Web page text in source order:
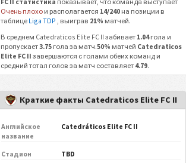
Очень плохо и располагается 14/240 на позиции в
таблице Liga TDP , выиграв 21% матчей.
В среднем Catedraticos Elite FC II забивает 1.04гола и
пропускает3.75 гола за матч.50% матчей Catedraticos
Elite FC II завершаются с голами обеих команд и
средний тотал голов за матч составляет 4.79.
Краткие факты Catedraticos Elite FC II
Английское
название
Catedráticos Elite FC II
Стадион
TBD